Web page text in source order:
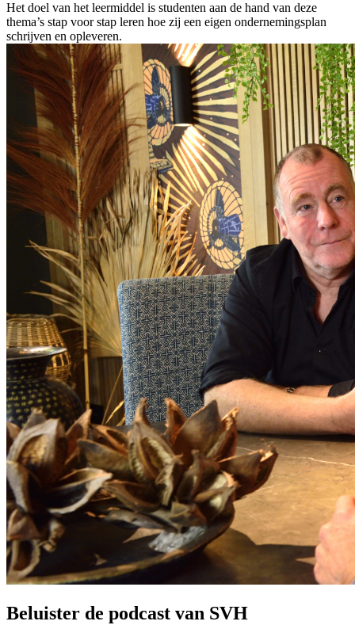
Het doel van het leermiddel is studenten aan de hand van deze
thema’s stap voor stap leren hoe zij een eigen ondernemingsplan
schrijven en opleveren.
Beluister de podcast van SVH